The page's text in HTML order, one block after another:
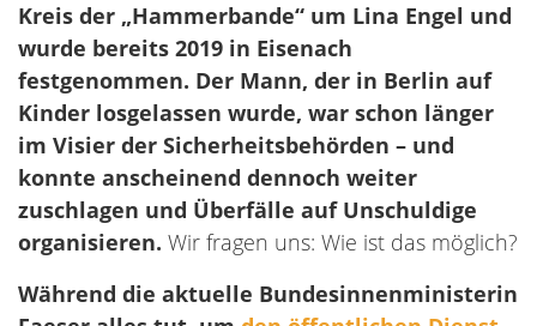
Kreis der „Hammerbande“ um Lina Engel und
wurde bereits 2019 in Eisenach
festgenommen. Der Mann, der in Berlin auf
Kinder losgelassen wurde, war schon länger
im Visier der Sicherheitsbehörden – und
konnte anscheinend dennoch weiter
zuschlagen und Überfälle auf Unschuldige
organisieren. Wir fragen uns: Wie ist das möglich?
Während die aktuelle Bundesinnenministerin